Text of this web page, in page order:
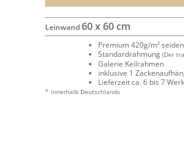
Leinwand60 x 60 cm
Premium 420g/m²
Standardrahmung (Der
Galerie Keilrahmen
inklusive 1
Lieferzeit ca. 6 bis 7
* innerhalb Deutschlands